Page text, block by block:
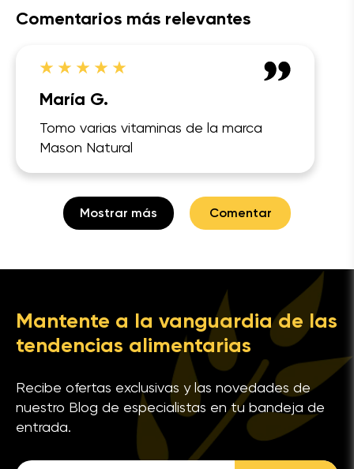
Comentarios más relevantes
María G.
Tomo varias vitaminas de la marca
Mason Natural
Mostrar más Comentar
Mantente a la vanguardia de las
tendencias alimentarias
Recibe ofertas exclusivas y las novedades de
nuestro Blog de especialistas en tu bandeja de
entrada.